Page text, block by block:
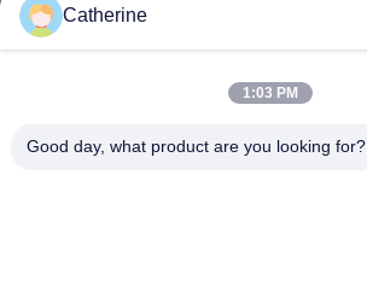
padraic@huayumachine.cn
Catherine
1:03 PM
Good day, what product are you looking for?